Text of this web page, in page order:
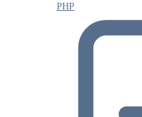
PHP